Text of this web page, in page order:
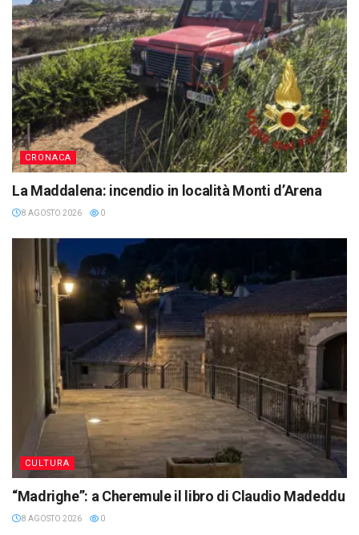
CRONACA
La Maddalena: incendio in località Monti d’Arena
8 AGOSTO 2026 0
CULTURA
“Madrighe”: a Cheremule il libro di Claudio Madeddu
8 AGOSTO 2026 0